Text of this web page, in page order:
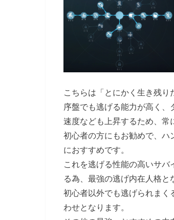
こちらは「とにかく生き残り
序盤でも逃げる能力が高く
速度なども上昇するため、常
初心者の方にもお勧めで、ハ
におすすめです。
これを逃げる性能の高いサ
る為、最強の逃げ内在人格と
初心者以外でも逃げられまく
わせとなります。